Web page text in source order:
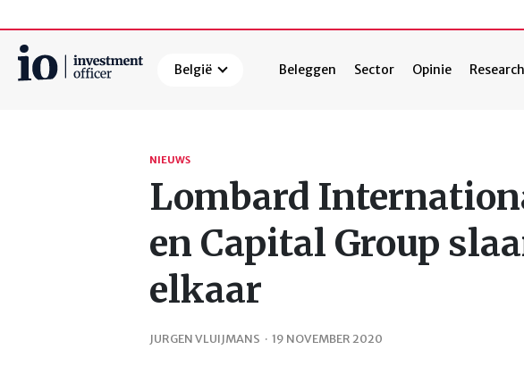
België Beleggen Sector Opinie Research
NIEUWS
Lombard
en Capital Group
elkaar
JURGEN VLUIJMANS · 19 NOVEMBER 2020